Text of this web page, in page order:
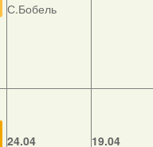
С.Бобель
24.04
19.04